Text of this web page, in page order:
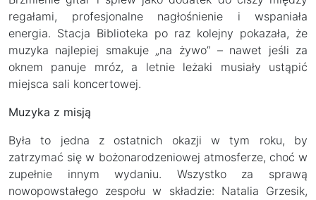
regałami, profesjonalne nagłośnienie i wspaniała
energia. Stacja Biblioteka po raz kolejny pokazała, że
muzyka najlepiej smakuje „na żywo” – nawet jeśli za
oknem panuje mróz, a letnie leżaki musiały ustąpić
miejsca sali koncertowej.
Muzyka z misją
Była to jedna z ostatnich okazji w tym roku, by
zatrzymać się w bożonarodzeniowej atmosferze, choć w
zupełnie innym wydaniu. Wszystko za sprawą
nowopowstałego zespołu w składzie: Natalia Grzesik,